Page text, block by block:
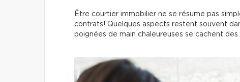
Être courtier immobilier ne se résume pas
contrats! Quelques aspects restent souvent
poignées de main chaleureuses se cachent